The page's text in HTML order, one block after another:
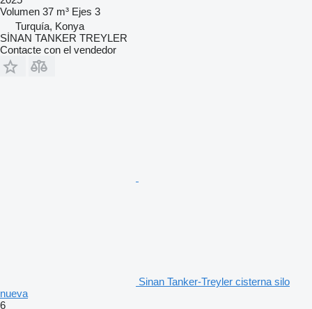
Volumen 37 m³ Ejes 3
Turquía, Konya
SİNAN TANKER TREYLER
Contacte con el vendedor
Sinan Tanker-Treyler cisterna silo
nueva
6